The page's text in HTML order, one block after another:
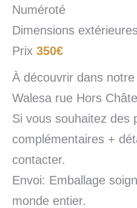
Numéroté
Dimensions
Prix 350€
À découvrir dans
Walesa rue Hors
Si vous souhaitez des
complémentaires +
contacter.
Envoi: Emballage
monde entier.